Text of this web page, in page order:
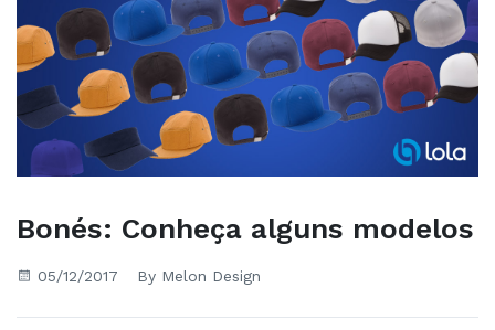
Bonés: Conheça alguns modelos
05/12/2017 By Melon Design